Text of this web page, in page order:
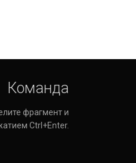
Команда
фрагмент и
Ctrl+Enter.